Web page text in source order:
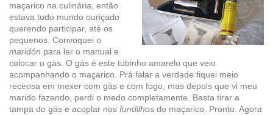
maçarico na culinária, então
estava todo mundo ouriçado
querendo participar, até os
pequenos. Convoquei o
maridón para ler o manual e
colocar o gás. O gás é este tubinho amarelo que veio
acompanhando o maçarico. Prá falar a verdade fiquei meio
receosa em mexer com gás e com fogo, mas depois que vi meu
marido fazendo, perdi o medo completamente. Basta tirar a
tampa do gás e acoplar nos fundilhos do maçarico. Pronto. Agora